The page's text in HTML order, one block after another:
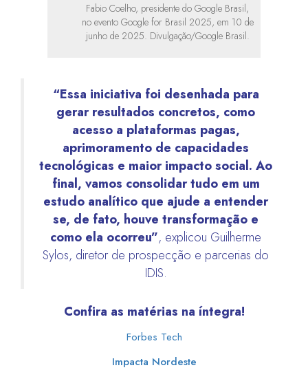
Fabio Coelho, presidente do Google Brasil,
no evento Google for Brasil 2025, em 10 de
junho de 2025. Divulgação/Google Brasil.
“Essa iniciativa foi desenhada para
gerar resultados concretos, como
acesso a plataformas pagas,
aprimoramento de capacidades
tecnológicas e maior impacto social. Ao
final, vamos consolidar tudo em um
estudo analítico que ajude a entender
se, de fato, houve transformação e
como ela ocorreu”, explicou Guilherme
Sylos, diretor de prospecção e parcerias do
IDIS.
Confira as matérias na íntegra!
Forbes Tech
Impacta Nordeste